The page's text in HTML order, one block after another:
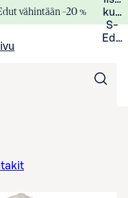
vähintään –20 %
S-